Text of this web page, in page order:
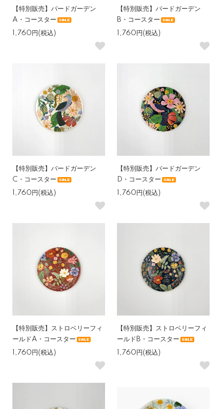
【特別販売】バードガーデン
A・コースター
1,760円(税込)
【特別販売】バードガーデン
B・コースター
1,760円(税込)
【特別販売】バードガーデン
C・コースター
1,760円(税込)
【特別販売】バードガーデン
D・コースター
1,760円(税込)
【特別販売】ストロベリーフィ
ールドA・コースター
1,760円(税込)
【特別販売】ストロベリーフィ
ールドB・コースター
1,760円(税込)